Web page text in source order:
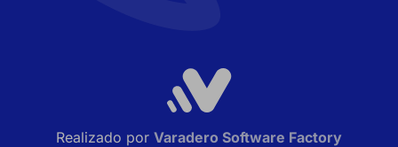
Realizado por Varadero Software Factory